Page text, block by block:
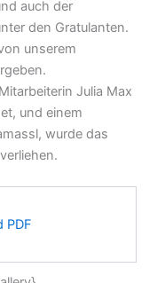
auch der
den Gratulanten.
unserem
Julia Max
und einem
wurde das
PDF